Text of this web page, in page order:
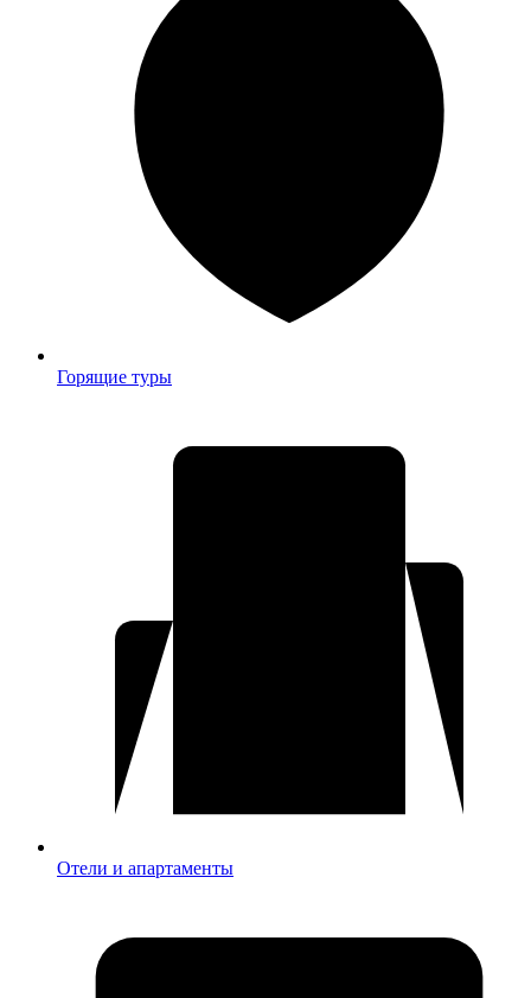
Горящие туры
Отели и апартаменты